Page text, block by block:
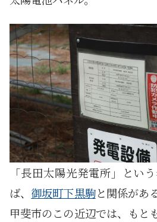
「長田太陽光発電所」とい
ば、 御坂町下黒駒と関係があ
甲斐市のこの近辺では、もと